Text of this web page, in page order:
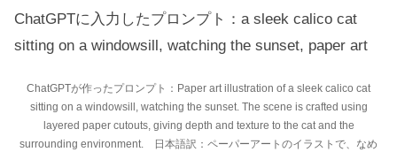
ChatGPTに入力したプロンプト：a sleek calico cat
sitting on a windowsill, watching the sunset, paper art
ChatGPTが作ったプロンプト：Paper art illustration of a sleek calico cat
sitting on a windowsill, watching the sunset. The scene is crafted using
layered paper cutouts, giving depth and texture to the cat and the
surrounding environment. 日本語訳：ペーパーアートのイラストで、なめ